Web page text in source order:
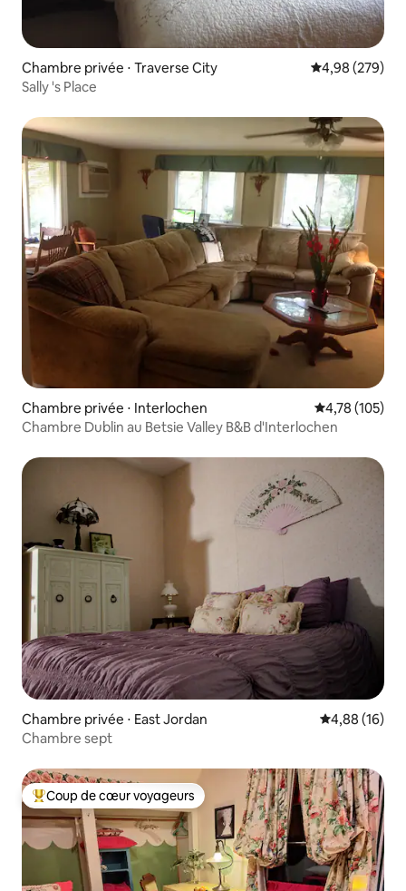
Chambre privée ⋅ Traverse City Évaluation
4,98 (279)
Sally 's Place
Chambre privée ⋅ Interlochen Évaluation
4,78 (105)
Chambre Dublin au Betsie Valley B&B d'Interlochen
Chambre privée ⋅ East Jordan Évaluation
4,88 (16)
Chambre sept
Coups de cœur voyageurs les plus appréciés
Coup de cœur voyageurs